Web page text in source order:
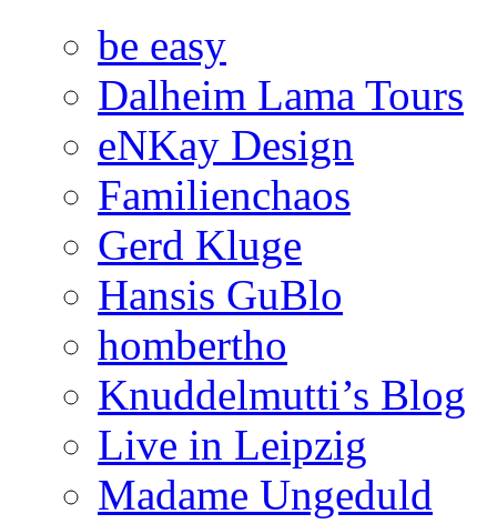
be easy
Dalheim Lama Tours
eNKay Design
Familienchaos
Gerd Kluge
Hansis GuBlo
hombertho
Knuddelmutti’s Blog
Live in Leipzig
Madame Ungeduld